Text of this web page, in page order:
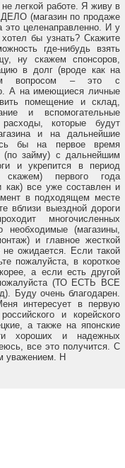
легкой работе. Я живу в
ДЕЛО (магазин по продаже
это целенаправленно. И у
бы узнать? Скажите
где-нибудь взять
ну скажем спонсоров,
в долг (вроде как на
вопросом – это с
А на имеющиеся личные
помещение и склад,
и вспомогательные
которые будут
и на дальнейшие
бы на первое время
(по займу) с дальнейшим
и укрепится в период
первого года
как) все уже составлен и
в подходящем месте
выездной дороги
многочисленных
необходимые (магазины,
и главное жесткой
не ожидается. Если такой
пожалуйста, в короткое
а если есть другой
(ТО ЕСТЬ ВСЕ
Буду очень благодарен.
интересует в первую
и корейского
а также на японские
хороших и надежных
все это получится. С
уважением. Н